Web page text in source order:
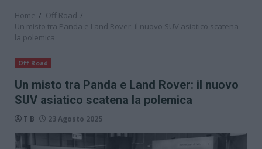
Home
Off Road
Un misto tra Panda e Land Rover: il nuovo SUV asiatico scatena
la polemica
Off Road
Un misto tra Panda e Land Rover: il nuovo
SUV asiatico scatena la polemica
T B 23 Agosto 2025